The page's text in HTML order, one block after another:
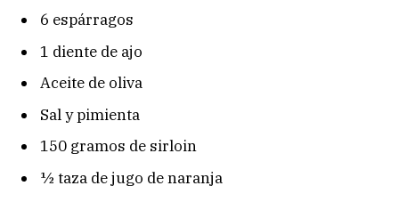
6 espárragos
1 diente de ajo
Aceite de oliva
Sal y pimienta
150 gramos de sirloin
½ taza de jugo de naranja